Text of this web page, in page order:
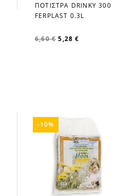
favorite_border
ΠΟΤΙΣΤΡΑ DRINKY 300
FERPLAST 0.3L
6,60 € 5,28 €
-10%